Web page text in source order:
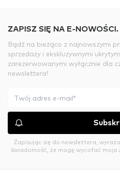
ZAPISZ SIĘ NA E-NOWOŚCI.
Bądź na bieżąco z najnowszymi
sprzedaży i ekskluzywnymi
zarezerwowanymi wyłącznie dla
newslettera!
Zapisując się do newslettera,
świadomość, że mogę wycofać moja